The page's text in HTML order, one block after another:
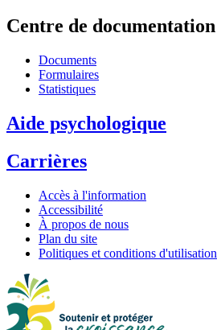
Centre de documentation
Documents
Formulaires
Statistiques
Aide psychologique
Carrières
Accès à l'information
Accessibilité
À propos de nous
Plan du site
Politiques et conditions d'utilisation